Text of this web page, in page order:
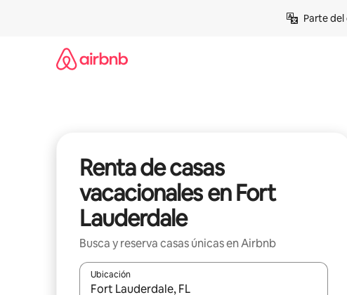
Parte
Renta de casas
vacacionales en Fort
Lauderdale
Busca y reserva casas únicas en Airbnb
Ubicación
Cuando los resultados estén disponibles, podrás